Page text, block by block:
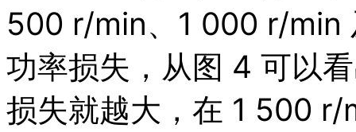
500 r/min、1 000 r/min
功率损失，从图 4 可以
损失就越大，在 1 500